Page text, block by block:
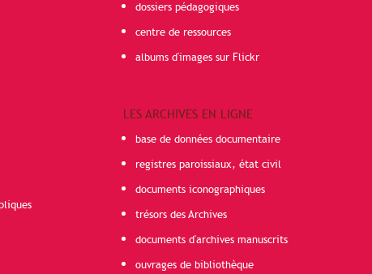
dossiers pédagogiques
centre de ressources
albums d'images sur Flickr
LES ARCHIVES EN LIGNE
base de données documentaire
registres paroissiaux, état civil
documents iconographiques
trésors des Archives
documents d'archives manuscrits
ouvrages de bibliothèque